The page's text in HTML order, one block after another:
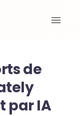
de
par IA